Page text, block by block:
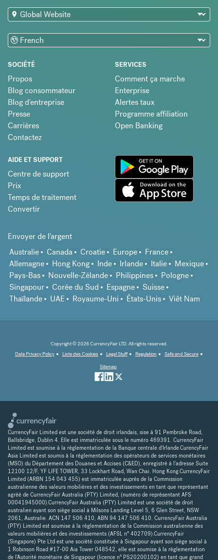
SOCIÉTÉ
Propos
Blog consommateur
Blog d'entreprise
Presse
Carrières
Contactez
SERVICES
Comment ça marche
Enterprise
Alertes taux
Programme affiliation
Open Banking
AIDE ET SUPPORT
Centre de support
Prix
Temps de traitement
Convertir
Envoyer de l'argent
Australie
Canada Croatie Europe
France
Allemagne
Hong Kong Inde Irlande Italie
Mexique
Pays-Bas
Nouvelle-Zélande Philippines
Pologne
Singapour
Corée du Sud Espagne
Suisse
Thaïlande
UAE Royaume-Uni États-Unis Viêt Nam
Copyright © 2026 CurrencyFair LTD. All rights reserved.
Data Privacy Policy
Liste des Cookies Legal Stuff Regulation
Safe and Secure
Sitemap
CurrencyFair Limited est une société de droit irlandais, sise à 91 Pembroke Road,
Ballsbridge, Dublin 4. Elle est immatriculée sous le numéro 469391. CurrencyFair
Limited est soumise à la réglementation de la Banque centrale d'Irlande.CurencyFair
Asia Limited est soumis à la réglementation des opérateurs de services monétaires
(MSO) du Département des Douanes et Accises (C&ED), enregistré à l'adresse Suite
12100 12/F, YF LIFE TOWER, 33 Lockhart Road, Wan Chai. Hong Kong.CurrencyFair
Limited (ARBN 154 043 455) est immatriculée auprès de la Commission
australienne des valeurs mobilières et des investissements en tant que représentant
agréé de CurrencyFair Australia (PTY) Limited, (numéro de représentant AFS
00041945000).CurrencyFair Australia (PTY) Limited est une société de droit
australien ayant son siège social à Milsons Landing Level 5, 6 Glen Street, NSW
2061, Australie. ACN 147 506 410, ABN 94 147 506 410. CurrencyFair Australia
(PTY) Limited est soumise à la réglementation de la Commission australienne des
valeurs mobilières et des investissements (AFSL n° 402709).CurrencyFair
(Singapore) Pte Ltd est une société constituée à Singapour ayant son siège social à
1 Robinson Road #17-00 Aia Tower 048542, elle est soumise à la réglementation
de l'Autorité monétaire de Singapour (licence n° PS20200102) en tant que grand